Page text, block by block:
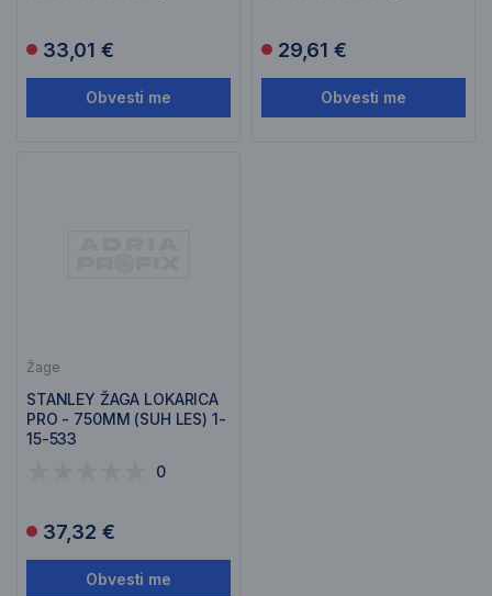
33,01 €
Obvesti me
29,61 €
Obvesti me
Žage
STANLEY ŽAGA LOKARICA
PRO - 750MM (SUH LES) 1-
15-533
0
37,32 €
Obvesti me